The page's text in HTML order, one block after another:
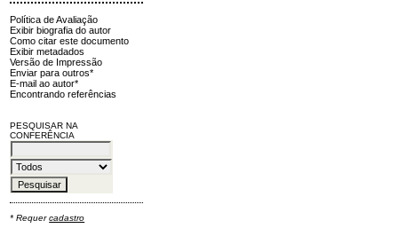
Política de Avaliação
Exibir biografia do autor
Como citar este documento
Exibir metadados
Versão de Impressão
Enviar para outros*
E-mail ao autor*
Encontrando referências
PESQUISAR NA
CONFERÊNCIA
* Requercadastro